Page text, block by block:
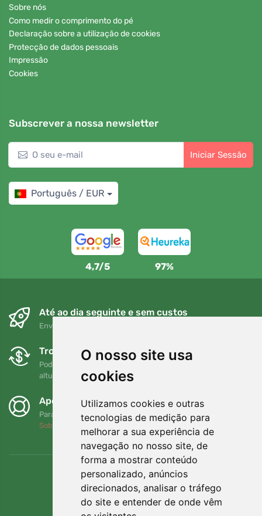
O nosso site usa
cookies
Utilizamos cookies e outras
tecnologias de medição para
melhorar a sua experiência de
navegação no nosso site, de
forma a mostrar conteúdo
personalizado, anúncios
direcionados, analisar o tráfego
do site e entender de onde vêm
Sobre nós
Como medir o comprimento do pé
Declaração sobre a utilização de cookies
Protecção de dados pessoais
Impressão
Cookies
Subscrever a nossa newsletter
Iniciar Sessão
Português / EUR
4,7/5 97%
Até ao dia seguinte e sem custos
Envio gratuito para encomendas superiores a 80 EUR
Trocas e devoluções gratuitas
Pode devolver ou trocar a sua encomenda em qualquer
altura no prazo de 90 dias
Apoiamos a Trees.org
Para cada encomenda plantamos uma árvore! Leia mais
Sobre nós